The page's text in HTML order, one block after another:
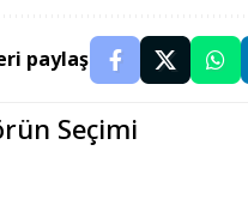
paylaş
Seçimi